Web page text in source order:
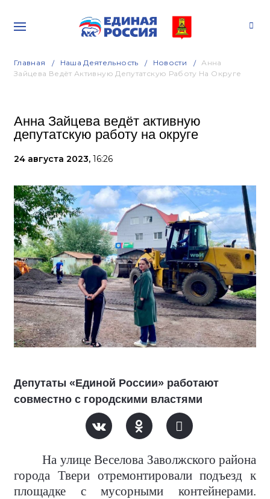
Главная Наша Деятельность Новости
Анна
Зайцева Ведёт Активную Депутатскую Работу На Округе
Анна Зайцева ведёт активную
депутатскую работу на округе
24 августа 2023, 16:26
Депутаты «Единой России» работают
совместно с городскими властями
На улице Веселова Заволжского района
города Твери отремонтировали подъезд к
площадке с мусорными контейнерами.